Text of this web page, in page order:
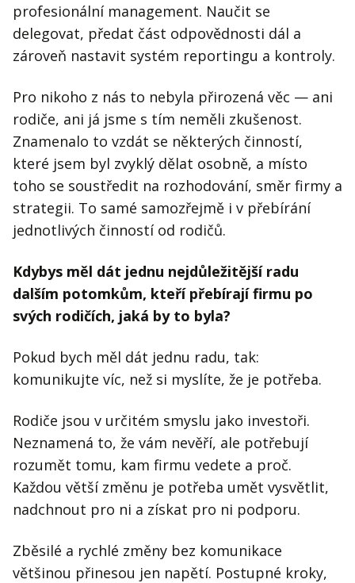
profesionální management. Naučit se
delegovat, předat část odpovědnosti dál a
zároveň nastavit systém reportingu a kontroly.
Pro nikoho z nás to nebyla přirozená věc — ani
rodiče, ani já jsme s tím neměli zkušenost.
Znamenalo to vzdát se některých činností,
které jsem byl zvyklý dělat osobně, a místo
toho se soustředit na rozhodování, směr firmy a
strategii. To samé samozřejmě i v přebírání
jednotlivých činností od rodičů.
Kdybys měl dát jednu nejdůležitější radu
dalším potomkům, kteří přebírají firmu po
svých rodičích, jaká by to byla?
Pokud bych měl dát jednu radu, tak:
komunikujte víc, než si myslíte, že je potřeba.
Rodiče jsou v určitém smyslu jako investoři.
Neznamená to, že vám nevěří, ale potřebují
rozumět tomu, kam firmu vedete a proč.
Každou větší změnu je potřeba umět vysvětlit,
nadchnout pro ni a získat pro ni podporu.
Zběsilé a rychlé změny bez komunikace
většinou přinesou jen napětí. Postupné kroky,